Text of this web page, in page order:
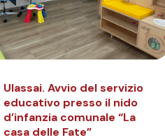
Ulassai. Avvio del servizio
educativo presso il nido
d’infanzia comunale “La
casa delle Fate”